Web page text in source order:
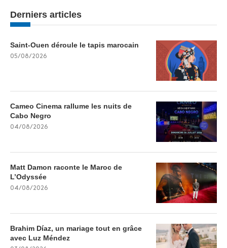
Derniers articles
Saint-Ouen déroule le tapis marocain
05/08/2026
Cameo Cinema rallume les nuits de
Cabo Negro
04/08/2026
Matt Damon raconte le Maroc de
L’Odyssée
04/08/2026
Brahim Díaz, un mariage tout en grâce
avec Luz Méndez